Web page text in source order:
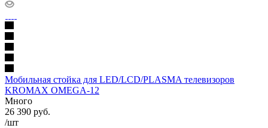
Мобильная стойка для LED/LCD/PLASMA телевизоров
KROMAX OMEGA-12
Много
26 390 руб.
/шт